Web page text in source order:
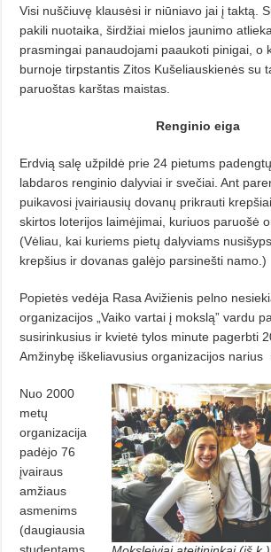
Visi nuščiuvę klausėsi ir niūniavo jai į taktą.
pakili nuotaika, širdžiai mielos jaunimo
prasmingai panaudojami paaukoti pinigai, o
burnoje tirpstantis Zitos Kušeliauskienės su
paruoštas karštas maistas.
Renginio eiga
Erdvią salę užpildė prie 24 pietums
labdaros renginio dalyviai ir svečiai. Ant
puikavosi įvairiausių dovanų prikrauti
skirtos loterijos laimėjimai, kuriuos paruošė
(Vėliau, kai kuriems pietų dalyviams
krepšius ir dovanas galėjo parsinešti namo.)
Popietės vedėja Rasa Avižienis pelno
organizacijos „Vaiko vartai į mokslą” vardu
susirinkusius ir kvietė tylos minute pagerbti
Amžinybę iškeliavusius organizacijos narius
Nuo 2000
metų
organizacija
padėjo 76
įvairaus
amžiaus
asmenims
(daugiausia
studentams